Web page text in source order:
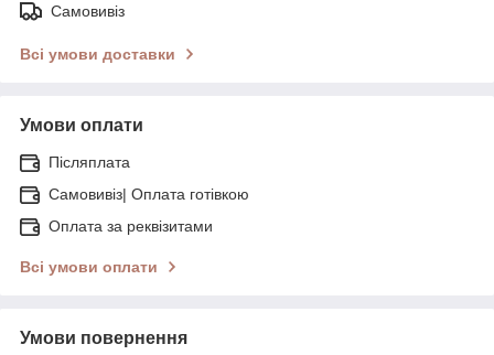
Самовивіз
Всі умови доставки
Умови оплати
Післяплата
Самовивіз| Оплата готівкою
Оплата за реквізитами
Всі умови оплати
Умови повернення